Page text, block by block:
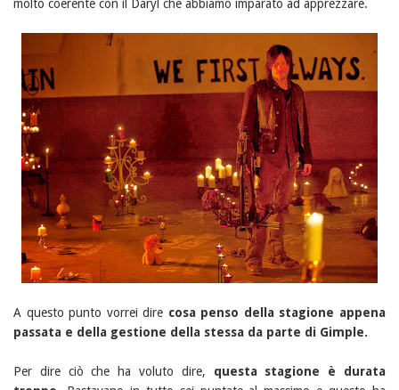
molto coerente con il Daryl che abbiamo imparato ad apprezzare.
A questo punto vorrei dire cosa penso della stagione appena
passata e della gestione della stessa da parte di Gimple.
Per dire ciò che ha voluto dire, questa stagione è durata